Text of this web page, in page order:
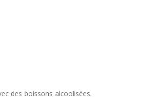
des boissons alcoolisées.